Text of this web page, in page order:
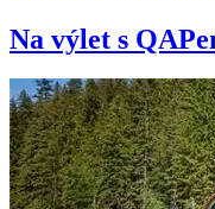
Na výlet s